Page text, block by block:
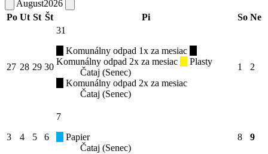
August2026
Po Ut St Št Pi So Ne
27 28 29 30
31
Komunálny odpad 1x za mesiac
Komunálny odpad 2x za mesiac
Plasty
Čataj (Senec)
Komunálny odpad 2x za mesiac
Čataj (Senec)
1 2
3 4 5 6
7
Papier
Čataj (Senec)
8 9